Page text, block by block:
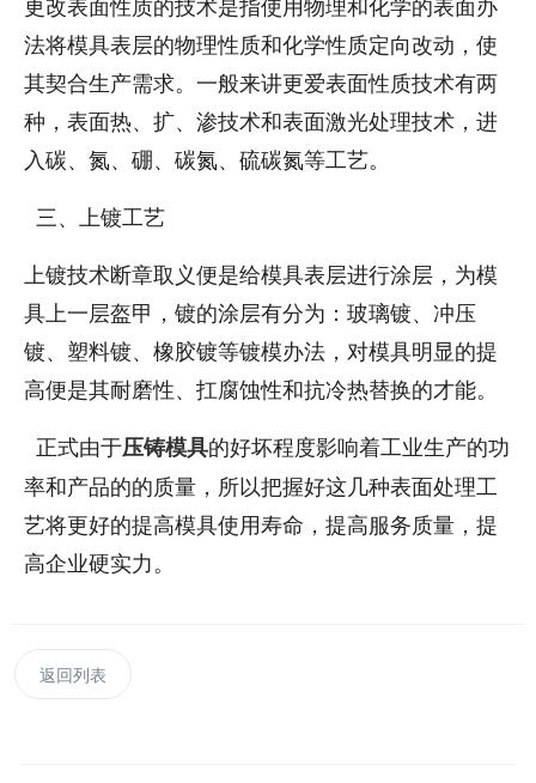
法将模具表层的物理性质和化学性质定向改动，使
其契合生产需求。一般来讲更爱表面性质技术有两
种，表面热、扩、渗技术和表面激光处理技术，进
入碳、氮、硼、碳氮、硫碳氮等工艺。
三、上镀工艺
上镀技术断章取义便是给模具表层进行涂层，为模
具上一层盔甲，镀的涂层有分为：玻璃镀、冲压
镀、塑料镀、橡胶镀等镀模办法，对模具明显的提
高便是其耐磨性、扛腐蚀性和抗冷热替换的才能。
正式由于压铸模具的好坏程度影响着工业生产的功
率和产品的的质量，所以把握好这几种表面处理工
艺将更好的提高模具使用寿命，提高服务质量，提
高企业硬实力。
返回列表